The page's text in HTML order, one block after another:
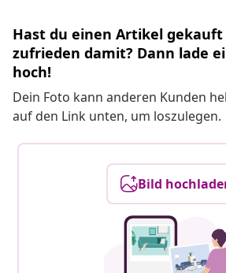
Hast du einen Artikel
zufrieden damit? Dann lade
hoch!
Dein Foto kann anderen Kunden
auf den Link unten, um loszulegen.
Bild